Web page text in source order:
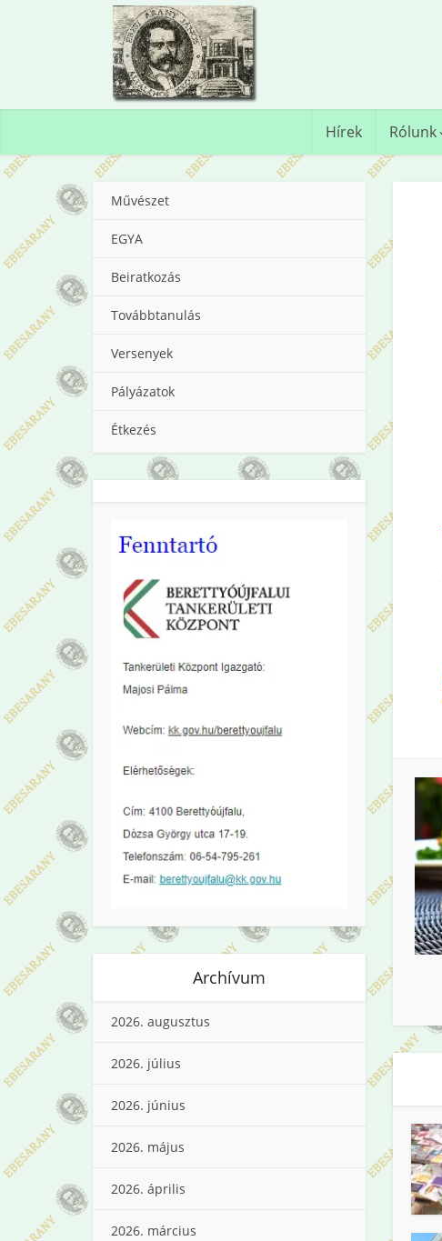
Hírek Rólunk
Művészet
EGYA
Beiratkozás
Továbbtanulás
Versenyek
Pályázatok
Étkezés
Archívum
2026. augusztus
2026. július
2026. június
2026. május
2026. április
2026. március